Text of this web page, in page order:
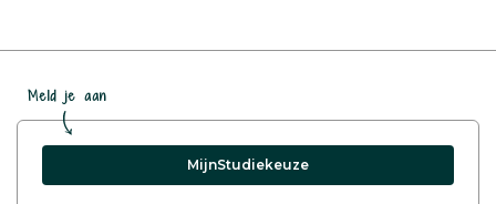
Meld je aan
MijnStudiekeuze